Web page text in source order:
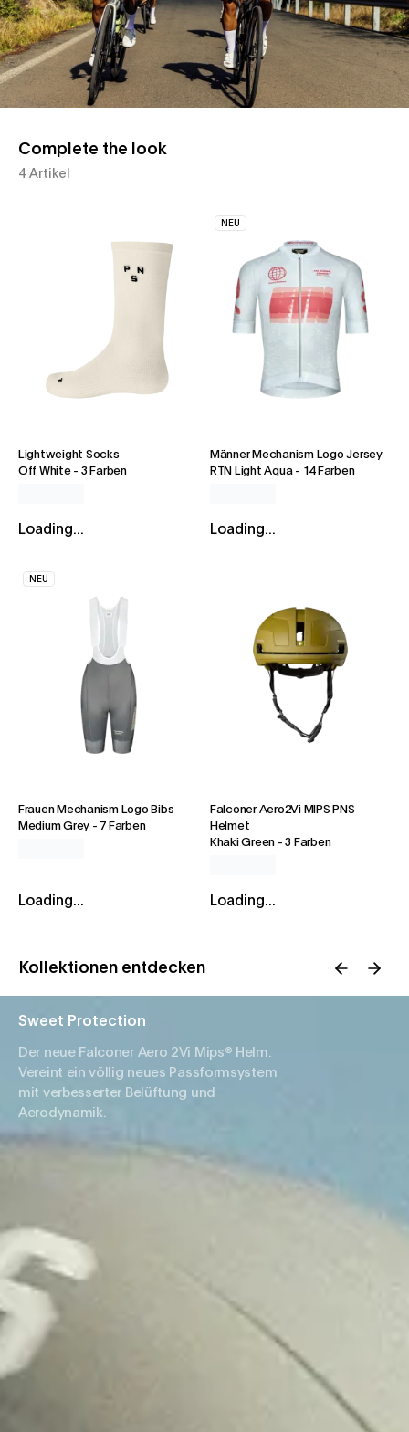
Complete the look
4 Artikel
Lightweight Socks
Off White- 3 Farben
Loading...
NEU
Männer Mechanism Logo Jersey
RTN Light Aqua- 14 Farben
Loading...
NEU
Frauen Mechanism Logo Bibs
Medium Grey - 7 Farben
Loading...
Falconer Aero2Vi MIPS PNS
Helmet
Khaki Green -3 Farben
Loading...
Kollektionen entdecken
Sweet Protection
Der neue Falconer Aero 2Vi Mips® Helm.
Vereint ein völlig neues Passformsystem
mit verbesserter Belüftung und
Aerodynamik.